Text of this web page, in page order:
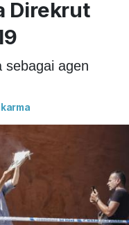
Direkrut
sebagai agen